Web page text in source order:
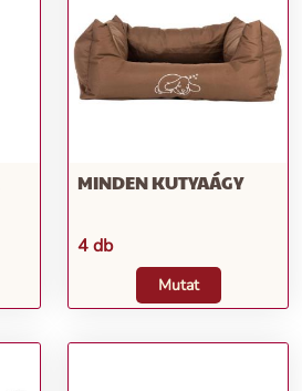
MINDEN KUTYAÁGY
4 db
Mutat